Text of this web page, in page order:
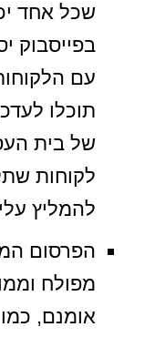
שכל אחד
בפייסבוק
עם
תוכלו
של בית
לקוחות
להמליץ
הפרסום
מפולח
אומנם,